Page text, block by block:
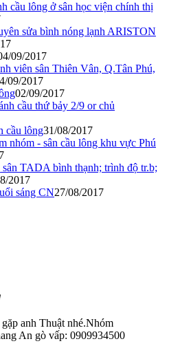
cầu lông ở sân học viện chính thị
sửa bình nóng lạnh ARISTON
09/2017
viên sân Thiên Vân, Q.Tân Phú,
09/2017
02/09/2017
cầu thứ bảy 2/9 or chủ
cầu lông31/08/2017
nhóm - sân cầu lông khu vực Phú
TADA bình thạnh; trình độ tr.b;
2017
sáng CN27/08/2017
anh Thuật nhé.Nhóm
An gò vấp: 0909934500